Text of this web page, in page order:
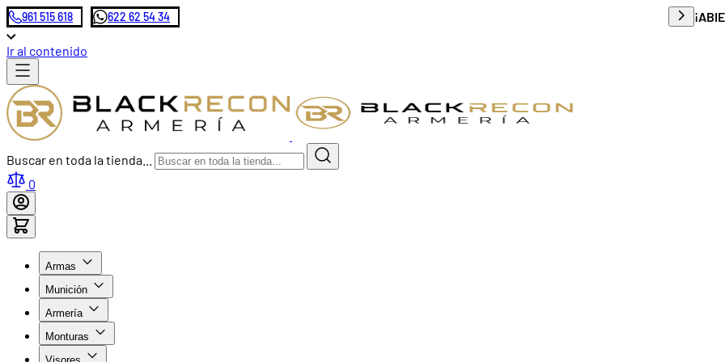
Envío
961 515 618 622 62 54 34
Ir al contenido
Buscar en toda la tienda...
0
Armas
Munición
Armería
Monturas